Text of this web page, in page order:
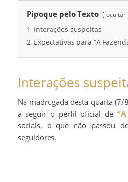
Pipoque pelo Texto ocultar
1 Interações suspeitas
2 Expectativas para “A
Interações
Na madrugada desta quarta (7/
a seguir o perfil oficial de
sociais, o que não passou
seguidores.